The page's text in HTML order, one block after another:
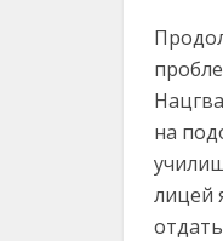
на
лицей